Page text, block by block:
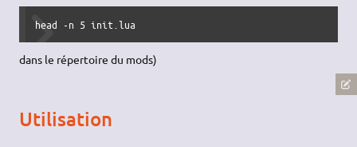
head -n 5 init.lua
dans le répertoire du mods)
Utilisation